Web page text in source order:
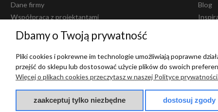
Dane firmy
Współpraca z projektantami
Projektowanie wnętrz
Producenci
Blog
Dbamy o Twoją prywatność
Pliki cookies i pokrewne im technologie umożliwiają poprawne
przejść do sklepu lub dostosować użycie plików do swoich
Więcej o plikach cookies przeczytasz w naszej Polityce
zaakceptuj tylko niezbędne dostosuj zgody